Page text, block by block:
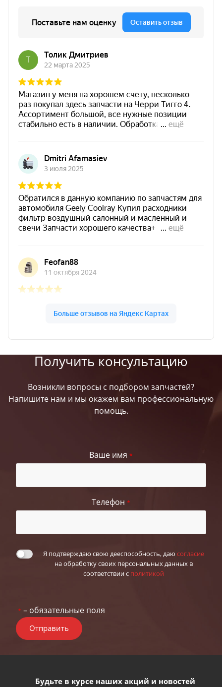
Получить консультацию
Возникли вопросы с подбором запчастей?
Напишите нам и мы окажем вам профессиональную
помощь.
Ваше имя *
Телефон *
Я подтверждаю свою дееспособность, даю согласие
на обработку своих персональных данных в
соответствии с политикой
Отправить
* – обязательные поля
Будьте в курсе наших акций и новостей